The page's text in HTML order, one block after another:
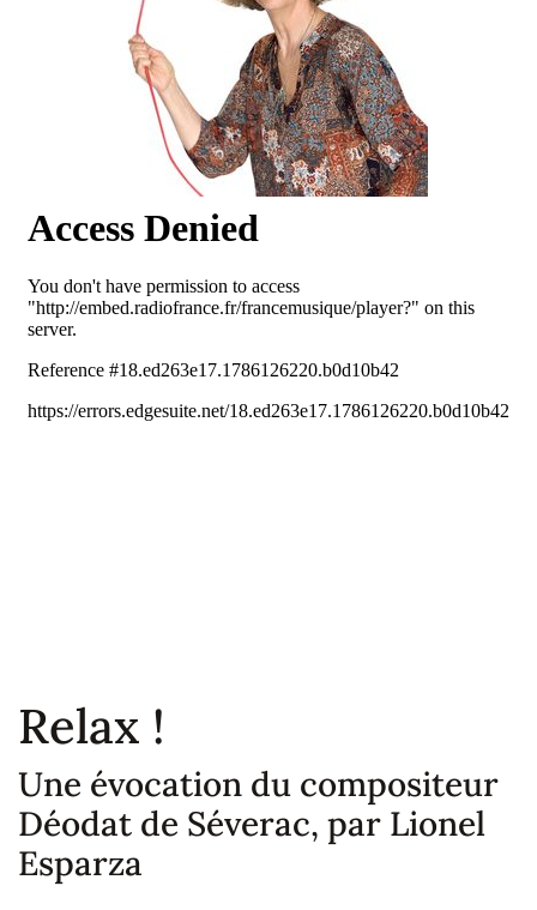
Relax !
Une évocation du compositeur
Déodat de Séverac, par Lionel
Esparza